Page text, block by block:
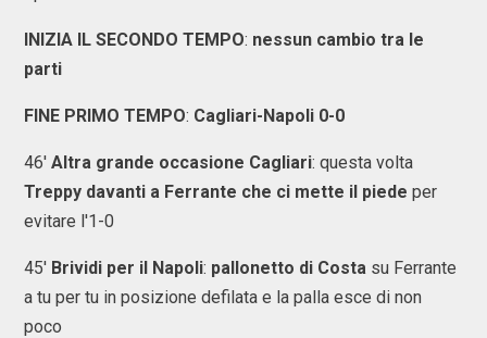
INIZIA IL SECONDO TEMPO: nessun cambio tra le
parti
FINE PRIMO TEMPO: Cagliari-Napoli 0-0
46' Altra grande occasione Cagliari: questa volta
Treppy davanti a Ferrante che ci mette il piede per
evitare l'1-0
45' Brividi per il Napoli: pallonetto di Costa su Ferrante
a tu per tu in posizione defilata e la palla esce di non
poco